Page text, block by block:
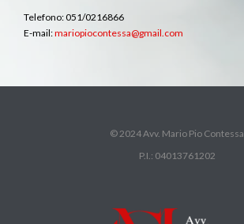
Telefono: 051/0216866
E-mail:mariopiocontessa@gmail.com
© 2024 Avv. Mario Pio Contessa
P.I.: 04013761202